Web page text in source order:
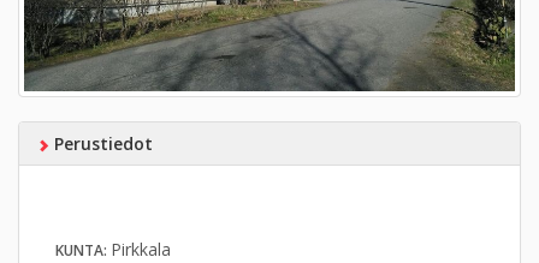
Perustiedot
KUNTA: Pirkkala